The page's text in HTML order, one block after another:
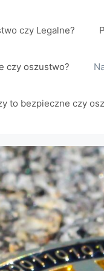
czy Legalne?
czy oszustwo?
to bezpieczne czy